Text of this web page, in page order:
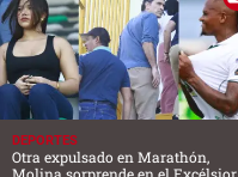
DEPORTES
Otra expulsado en Marathón,